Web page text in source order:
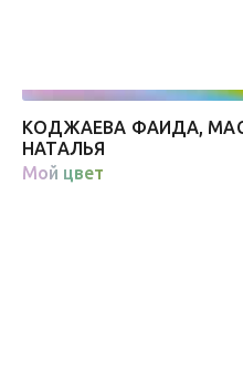
КОДЖАЕВА ФАИДА,
НАТАЛЬЯ
Мой цвет